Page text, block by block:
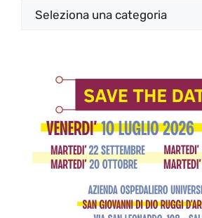
Categorie